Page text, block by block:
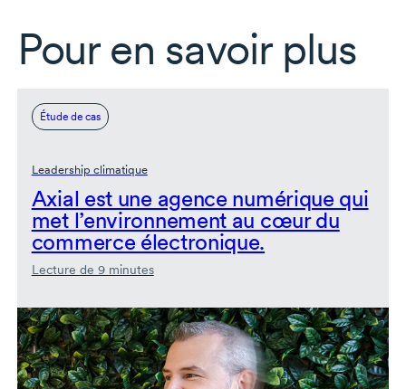
Pour en savoir plus
Étude de cas
Leadership climatique
Axial est une agence numérique qui
met l’environnement au cœur du
commerce électronique.
Lecture de 9 minutes